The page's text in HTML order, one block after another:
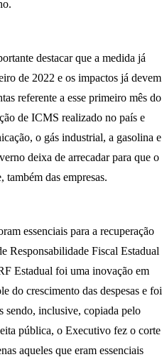
destacar que a medida já
de 2022 e os impactos já devem
referente a esse primeiro mês do
de ICMS realizado no país e
o gás industrial, a gasolina e
deixa de arrecadar para que o
das empresas.
essenciais para a recuperação
Responsabilidade Fiscal Estadual
Estadual foi uma inovação em
do crescimento das despesas e foi
sendo, inclusive, copiada pelo
pública, o Executivo fez o corte
aqueles que eram essenciais